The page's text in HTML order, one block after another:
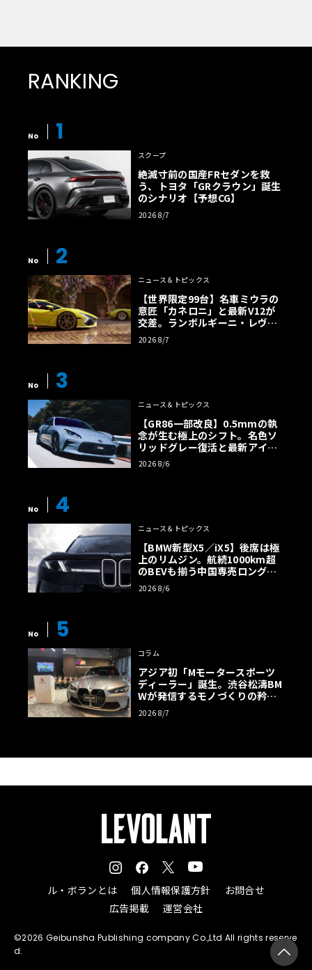
RANKING
No 1
スクープ
絶滅寸前の国産FRセダンを救
う、トヨタ「GRクラウン」誕生
のシナリオ【予想CG】
2026 8/7
No 2
ニュース＆トピックス
【世界限定99台】名車ミウラの
意匠「カネロニ」と最新V12が
交差。ランボルギーニ・レヴエ
ルトに60周年記念車が登場
2026 8/7
No 3
ニュース＆トピックス
【GR86一部改良】0.5mmの執
念が生む極上のシフト。名色ソ
リッドグレー復活と最新アイサ
イトでFRの極みへ
2026 8/6
No 4
ニュース＆トピックス
【BMW新型X5／iX5】後席は極
上のリムジン。航続1000km超
のBEVも揃う中国専売ロング仕
様の全貌
2026 8/6
No 5
コラム
アジア初「Mモータースポーツ
ディーラー」誕生。渋谷松濤BM
Wが発信するモノづくりの矜持
【木下隆之コラム】
2026 8/7
ル・ボランとは 個人情報保護方針
お問合せ
広告掲載
運営会社
©2026 Geibunsha Publishing company Co.,Ltd All rights reserve
d.